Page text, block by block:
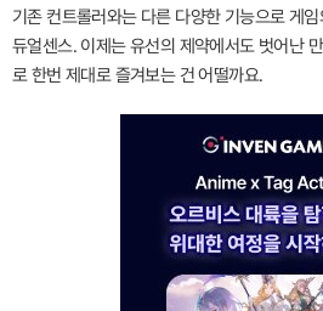
기존 컨트롤러와는 다른 다양한 기능으로 게
듀얼센스. 이제는 유선의 제약에서도 벗어난
로 한번 제대로 즐겨보는 건 어떨까요.